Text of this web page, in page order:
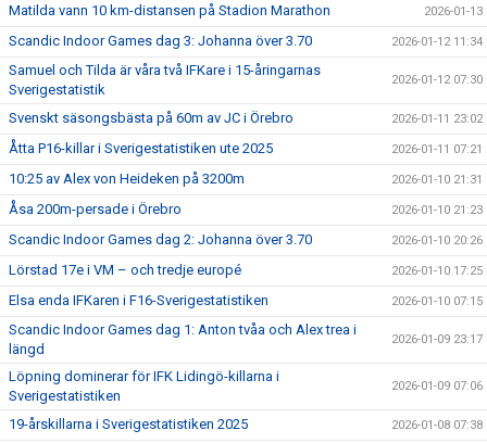
Matilda vann 10 km-distansen på Stadion Marathon 2026-01-13
Scandic Indoor Games dag 3: Johanna över 3.70 2026-01-12 11:34
Samuel och Tilda är våra två IFKare i 15-åringarnas
Sverigestatistik
2026-01-12 07:30
Svenskt säsongsbästa på 60m av JC i Örebro 2026-01-11 23:02
Åtta P16-killar i Sverigestatistiken ute 2025 2026-01-11 07:21
10:25 av Alex von Heideken på 3200m 2026-01-10 21:31
Åsa 200m-persade i Örebro 2026-01-10 21:23
Scandic Indoor Games dag 2: Johanna över 3.70 2026-01-10 20:26
Lörstad 17e i VM – och tredje europé 2026-01-10 17:25
Elsa enda IFKaren i F16-Sverigestatistiken 2026-01-10 07:15
Scandic Indoor Games dag 1: Anton tvåa och Alex trea i
längd
2026-01-09 23:17
Löpning dominerar för IFK Lidingö-killarna i
Sverigestatistiken
2026-01-09 07:06
19-årskillarna i Sverigestatistiken 2025 2026-01-08 07:38